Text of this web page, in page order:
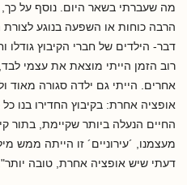
מה שעברתי בשאר היום. נוסף על כך,
הרבה כוחות או השפעה בנוגע לצורת
דבר- הילדים של חברי הקיבוץ גודלו
רוב הזמן הייתי מוצאת את עצמי
אחרים. הייתי גם ילדה סגורה
אופציה אחרת: בקיבוץ החדירו בנו
החיים הנעלה ביותר שקיימת, בתור
מעצמנו, ´עירוניים´ זו הייתה ממש
דעתי שיש אופציה אחרת, טובה יותר".